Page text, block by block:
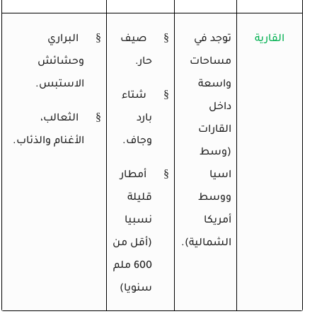
القارية
توجد في
مساحات
واسعة
داخل
القارات
(وسط
اسيا
ووسط
أمريكا
الشمالية).
§
صيف
حار.
§
شتاء
بارد
وجاف.
§
أمطار
قليلة
نسبيا
(أقل من
600 ملم
سنويا)
§
البراري
وحشائش
الاستبس.
§
الثعالب،
الأغنام والذئاب.